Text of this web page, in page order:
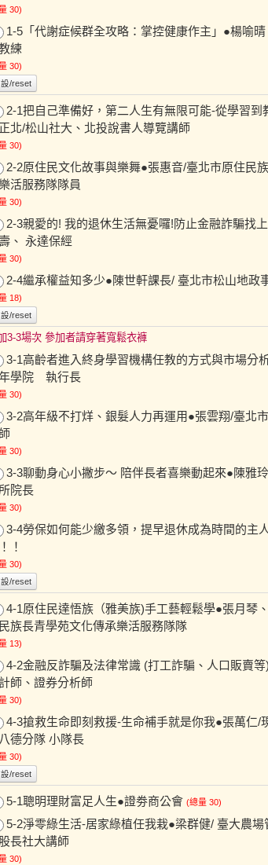
30)
1-5「代謝症候群全攻略：掌控健康作主」●楊喻
練
30)
/reset
2-1把自己準備好，第二人生有無限可能-從學習到
北/松山社大、北投說書人導覽講師
30)
2-2原住民文化故事與樂舞●張惠音/臺北市原住民
活服務隊隊員
30)
2-3親愛的! 我的退休生活無憂囉!防止金融詐騙找
、 永達保經
30)
2-4繼承權益知多少●陳世軒課長/ 臺北市松山地政
18)
/reset
3-3場次 參加者請穿著寬鬆衣褲
3-1高齡者進入終身學習機構任教的方式與市場分
學院 執行長
30)
3-2高年級不打烊、銀髮人力再運用●張雲翔/臺北
30)
3-3聊動身心小撇步～ 陪伴長者喜樂動起來●陳雅
院長
30)
3-4勞保如何能少繳多領，提早退休成為時間的主
！
30)
/reset
4-1原住民達悟族（雅美族)手工藝輕鬆學●張月琴
族長青學苑文化傳承樂活服務隊隊
13)
4-2金融反詐騙及法律常識 (打工詐騙、人口販賣等
師、證券分析師
30)
4-3搶救生命即刻救援-生命補手就是你我●張萬仁/
德分隊 小隊長
30)
/reset
5-1聰明理財富足人生●證劵商公會 (總量 30)
5-2淨零綠生活-居家綠植任我栽●梁群健/ 臺大農場
長社大講師
30)